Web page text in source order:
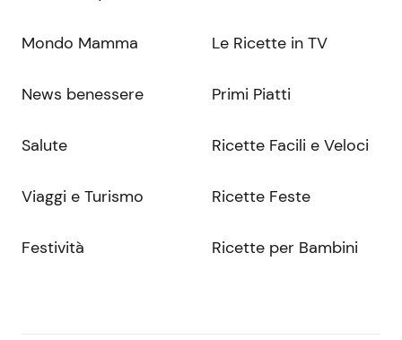
Mondo Mamma
News benessere
Salute
Viaggi e Turismo
Festività
Le Ricette in TV
Primi Piatti
Ricette Facili e Veloci
Ricette Feste
Ricette per Bambini